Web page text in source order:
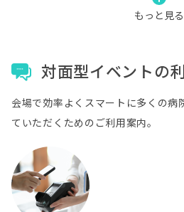
もっと見る
茨城県
茨城県
栃木県
学校法人獨協学園 獨協医科大学病院
埼玉県
対面型イベントの
会場で効率よくスマートに多くの病
ていただくためのご利用案内。